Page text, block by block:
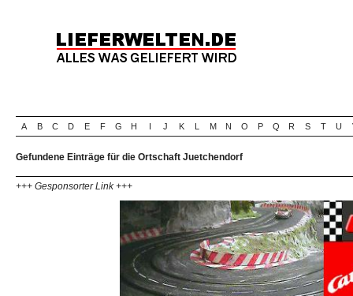
A B C D E F G H I J K L M N O P Q R S T U
Gefundene Einträge für die Ortschaft Juetchendorf
+++ Gesponsorter Link +++